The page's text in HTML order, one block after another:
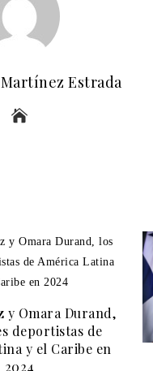
Estrada
y Omara Durand,
deportistas de
y el Caribe en
2024